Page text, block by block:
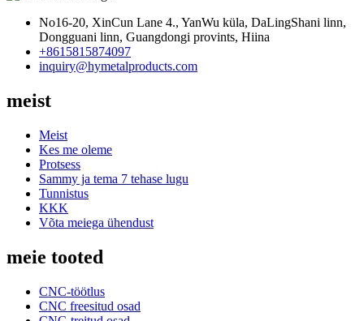
No16-20, XinCun Lane 4., YanWu küla, DaLingShani linn,
Dongguani linn, Guangdongi provints, Hiina
+8615815874097
inquiry@hymetalproducts.com
meist
Meist
Kes me oleme
Protsess
Sammy ja tema 7 tehase lugu
Tunnistus
KKK
Võta meiega ühendust
meie tooted
CNC-töötlus
CNC freesitud osad